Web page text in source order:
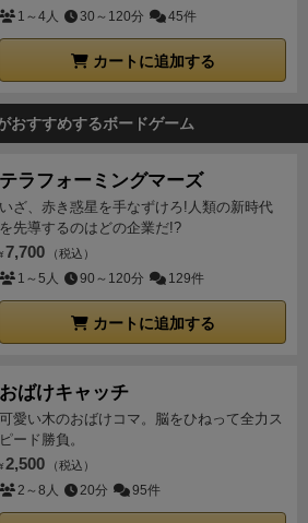
ーカーを回収します。これを７ラウンド
ム終了で、最も得点の高いプレイヤーの
アクションには、トマトの種を得る、農地
るなどがあります。サービスカードは、
固定で提示され、特殊な効果をもたらす
エッセン会場で４ラウンドだけ４人で遊び
ール自体はとてもシンプルですぐ理解で
カードをどこまで活用できるかが大事な
アクションは、縦一列で旗のついている
置けない、などの制限がありますが、他
きる、割と冗長化しているアクションに
も遊べますし、ゲーマーが何度でも遊ん
こともできる、幅広いゲームだと思いま
ば、ストーリーモードがあるようなの
が出るのが楽しみです！
1～4人 30～120分 45件
カートに追加する
おすすめするボードゲーム
テラフォーミングマーズ
いざ、赤き惑星を手なずけろ!人類の新時代
を先導するのはどの企業だ!?
¥ 7,700 （税込）
1～5人 90～120分 129件
カートに追加する
おばけキャッチ
可愛い木のおばけコマ。脳をひねって全力ス
ピード勝負。
¥ 2,500 （税込）
2～8人 20分 95件